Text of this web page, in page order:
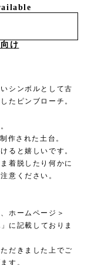
け
シンボルとして古
たピンブローチ。
作された土台。
ると嬉しいです。
着脱したり何かに
意ください。
ホームページ＞
に記載しておりま
だきました上でご
す。